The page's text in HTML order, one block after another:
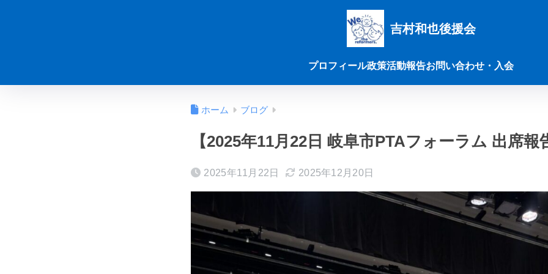
吉村和也後援会
プロフィール政策活動報告お問い合わせ・入会
ホーム ブログ
【2025年11月22日 岐阜市PTAフォーラム 出席報
2025年11月22日 2025年12月20日